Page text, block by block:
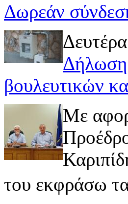
Δωρεάν
Δήλωση
βουλευτικών
Με
του εκφράσω